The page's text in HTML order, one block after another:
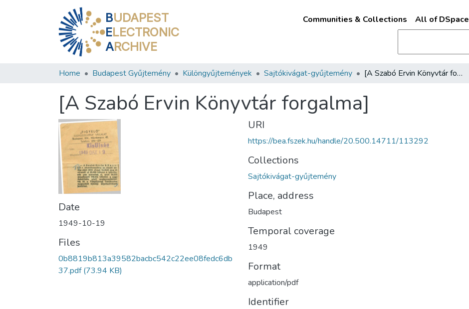
BUDAPEST
ELECTRONIC
ARCHIVE
Communities & Collections All of DSpace
Home Budapest Gyűjtemény Különgyűjtemények Sajtókivágat-gyűjtemény [A Szabó Ervin Könyvtár forgalma]
[A Szabó Ervin Könyvtár forgalma]
Date
1949-10-19
Files
0b8819b813a39582bacbc542c22ee08fedc6db
37.pdf(73.94 KB)
URI
https://bea.fszek.hu/handle/20.500.14711/113292
Collections
Sajtókivágat-gyűjtemény
Place, address
Budapest
Temporal coverage
1949
Format
application/pdf
Identifier